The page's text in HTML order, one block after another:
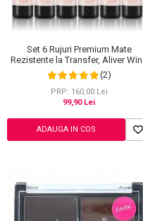
Ruj
Netestate pe Animale
Set 6 Rujuri Premium Mate
Rezistente la Transfer, Aliver Wine
Lip Tint Waterproof, 7 g X 6 buc
(2)
PRP: 160,00 Lei
99,90 Lei
ADAUGA IN COS